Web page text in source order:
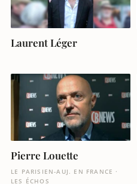
Laurent Léger
Pierre Louette
LE PARISIEN-AUJ. EN FRANCE ·
LES ÉCHOS